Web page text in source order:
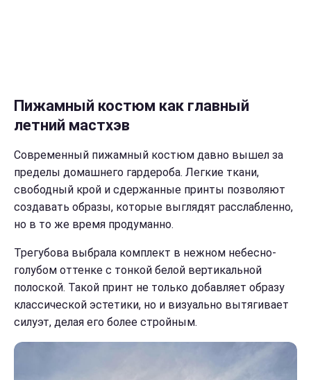
Пижамный костюм как главный
летний мастхэв
Современный пижамный костюм давно вышел за
пределы домашнего гардероба. Легкие ткани,
свободный крой и сдержанные принты позволяют
создавать образы, которые выглядят расслабленно,
но в то же время продуманно.
Трегубова выбрала комплект в нежном небесно-
голубом оттенке с тонкой белой вертикальной
полоской. Такой принт не только добавляет образу
классической эстетики, но и визуально вытягивает
силуэт, делая его более стройным.